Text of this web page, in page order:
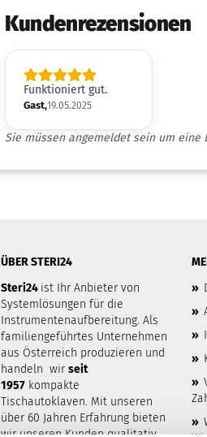
Kundenrezensionen
Gast,19.05.2025
Funktioniert gut.
Sie müssen angemeldet sein um eine
ÜBER STERI24
Steri24 ist Ihr Anbieter von
Systemlösungen für die
Instrumentenaufbereitung. Als
familiengeführtes Unternehmen
aus Österreich produzieren und
handeln wir seit
1957 kompakte
Tischautoklaven. Mit unseren
über 60 Jahren Erfahrung bieten
wir unseren Kunden qualitativ
»
»
»
»
»
»